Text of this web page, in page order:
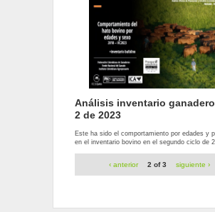
Análisis inventario
2 de 2023
Este ha sido el comportamiento por edades y
en el inventario bovino en el segundo ciclo de
‹ anterior 2 of 3 siguiente ›